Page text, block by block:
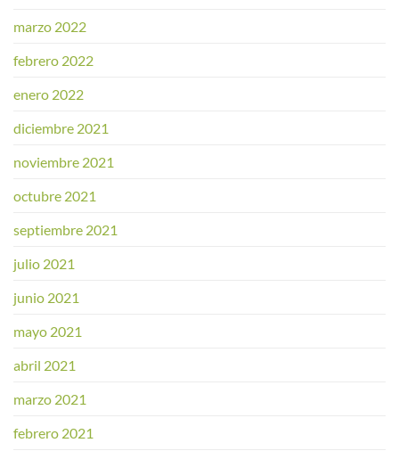
marzo 2022
febrero 2022
enero 2022
diciembre 2021
noviembre 2021
octubre 2021
septiembre 2021
julio 2021
junio 2021
mayo 2021
abril 2021
marzo 2021
febrero 2021